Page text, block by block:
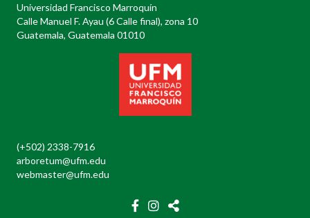
Universidad Francisco Marroquín
Calle Manuel F. Ayau (6 Calle final), zona 10
Guatemala, Guatemala 01010
(+502) 2338-7916
arboretum@ufm.edu
webmaster@ufm.edu